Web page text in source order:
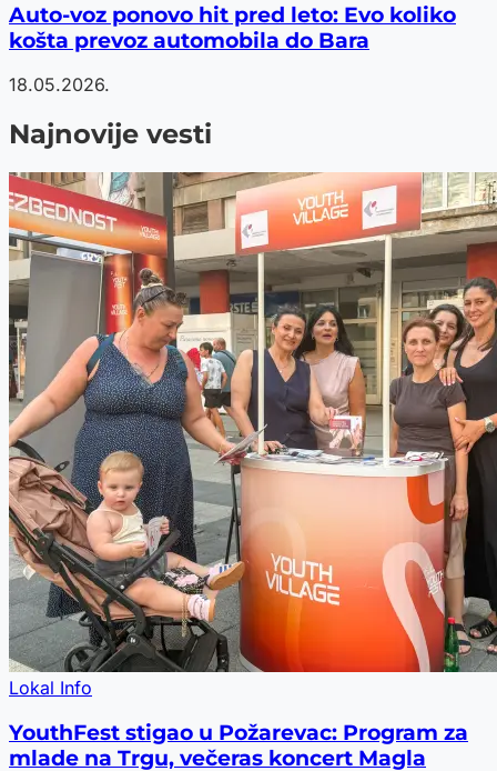
Auto-voz ponovo hit pred leto: Evo koliko
košta prevoz automobila do Bara
18.05.2026.
Najnovije vesti
Lokal Info
YouthFest stigao u Požarevac: Program za
mlade na Trgu, večeras koncert Magla